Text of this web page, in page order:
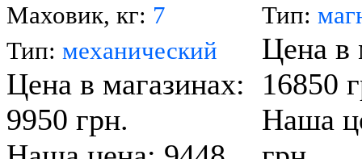
Маховик, кг: 7
Тип: механический
Цена в магазинах:
9950 грн.
Тип:
Цена в
16850
Наша